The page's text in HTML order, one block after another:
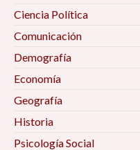
Ciencia Política
Comunicación
Demografía
Economía
Geografía
Historia
Psicología Social